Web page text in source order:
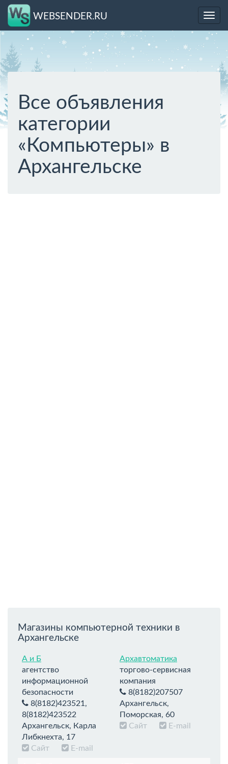
WEBSENDER.RU
Все объявления
категории
«Компьютеры» в
Архангельске
Магазины компьютерной техники в
Архангельске
А и Б
агентство
информационной
безопасности
8(8182)423521,
8(8182)423522
Архангельск, Карла
Либкнехта, 17
Сайт
E-mail
Архавтоматика
торгово-сервисная
компания
8(8182)207507
Архангельск,
Поморская, 60
Сайт
E-mail